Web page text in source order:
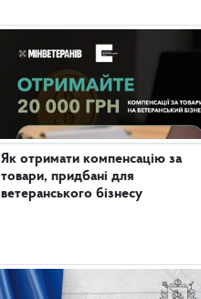
Як отримати компенсацію за
товари, придбані для
ветеранського бізнесу